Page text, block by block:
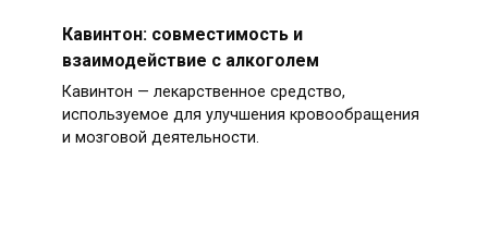
Кавинтон: совместимость и
взаимодействие с алкоголем
Кавинтон — лекарственное средство,
используемое для улучшения кровообращения
и мозговой деятельности.